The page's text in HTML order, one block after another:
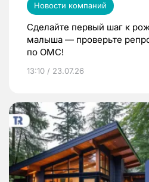
Новости компаний
Сделайте первый шаг к
малыша — проверьте
по ОМС!
13:10 / 23.07.26